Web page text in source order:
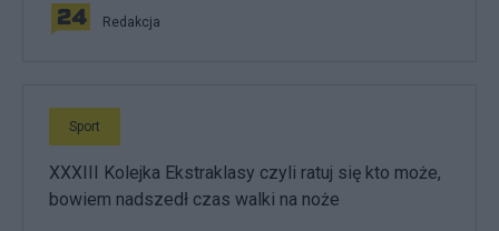
Redakcja
Sport
XXXIII Kolejka Ekstraklasy czyli ratuj się kto może,
bowiem nadszedł czas walki na noże